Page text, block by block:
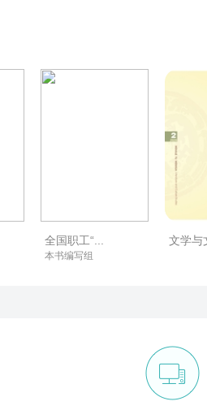
全国职工“...
本书编写组
文学与